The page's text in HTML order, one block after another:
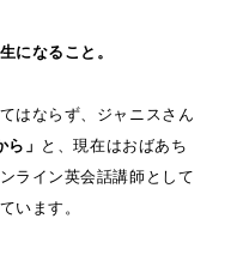
になること。
はならず、ジャニスさん
」
と、現在はおばあち
ライン英会話講師として
います。